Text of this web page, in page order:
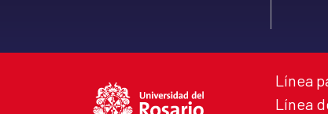
Línea
Línea